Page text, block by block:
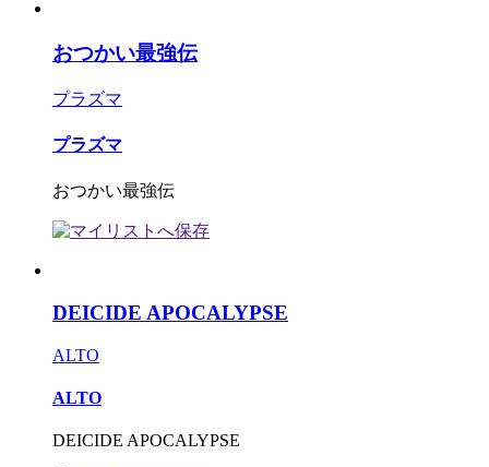
おつかい最強伝
プラズマ
プラズマ
おつかい最強伝
DEICIDE APOCALYPSE
ALTO
ALTO
DEICIDE APOCALYPSE